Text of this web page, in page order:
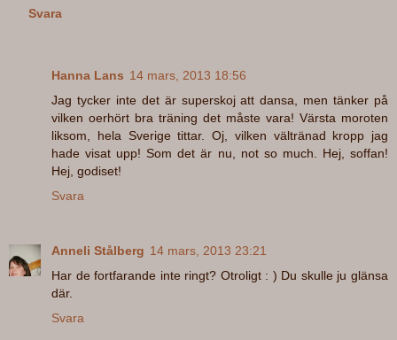
Svara
Hanna Lans 14 mars, 2013 18:56
Jag tycker inte det är superskoj att dansa, men tänker på
vilken oerhört bra träning det måste vara! Värsta moroten
liksom, hela Sverige tittar. Oj, vilken vältränad kropp jag
hade visat upp! Som det är nu, not so much. Hej, soffan!
Hej, godiset!
Svara
Anneli Stålberg 14 mars, 2013 23:21
Har de fortfarande inte ringt? Otroligt : ) Du skulle ju glänsa
där.
Svara